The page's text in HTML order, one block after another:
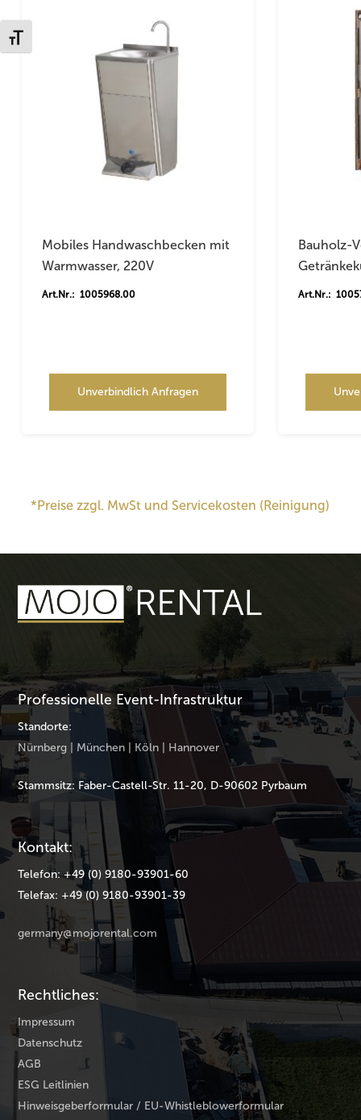
Schrift vergrößern
Mobiles Handwaschbecken mit
Warmwasser, 220V
Art.Nr.: 1005968.00
Unverbindlich Anfragen
Bauholz-
Art.Nr.:
*Preise zzgl. MwSt und Servicekosten (Reinigung)
Professionelle Event-Infrastruktur
Standorte:
Nürnberg | München | Köln | Hannover
Stammsitz: Faber-Castell-Str. 11-20, D-90602 Pyrbaum
Kontakt:
Telefon: +49 (0) 9180-93901-60
Telefax: +49 (0) 9180-93901-39
germany@mojorental.com
Rechtliches:
Impressum
Datenschutz
AGB
ESG Leitlinien
Hinweisgeberformular / EU-Whistleblowerformular